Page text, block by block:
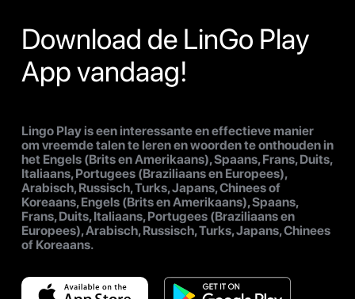
Download de LinGo Play
App vandaag!
Lingo Play is een interessante en effectieve manier
om vreemde talen te leren en woorden te onthouden in
het Engels (Brits en Amerikaans), Spaans, Frans, Duits,
Italiaans, Portugees (Braziliaans en Europees),
Arabisch, Russisch, Turks, Japans, Chinees of
Koreaans, Engels (Brits en Amerikaans), Spaans,
Frans, Duits, Italiaans, Portugees (Braziliaans en
Europees), Arabisch, Russisch, Turks, Japans, Chinees
of Koreaans.